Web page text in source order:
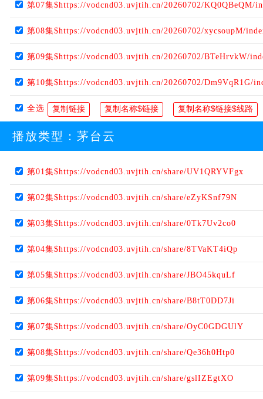
第07集$https://vodcnd03.uvjtih.cn/20260702/KQ0QBeQM/
第08集$https://vodcnd03.uvjtih.cn/20260702/xycsoupM/
第09集$https://vodcnd03.uvjtih.cn/20260702/BTeHrvkW/
第10集$https://vodcnd03.uvjtih.cn/20260702/Dm9VqR1G/
全选
播放类型： 茅台云
第01集$https://vodcnd03.uvjtih.cn/share/UV1QRYVFgx
第02集$https://vodcnd03.uvjtih.cn/share/eZyKSnf79N
第03集$https://vodcnd03.uvjtih.cn/share/0Tk7Uv2co0
第04集$https://vodcnd03.uvjtih.cn/share/8TVaKT4iQp
第05集$https://vodcnd03.uvjtih.cn/share/JBO45kquLf
第06集$https://vodcnd03.uvjtih.cn/share/B8tT0DD7Ji
第07集$https://vodcnd03.uvjtih.cn/share/OyC0GDGUlY
第08集$https://vodcnd03.uvjtih.cn/share/Qe36h0Htp0
第09集$https://vodcnd03.uvjtih.cn/share/gslIZEgtXO